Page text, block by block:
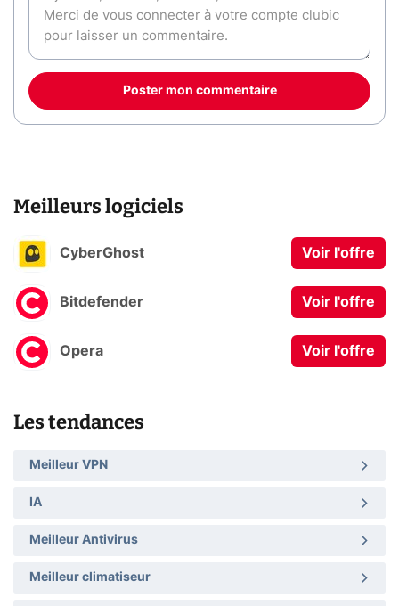
Poster mon commentaire
Meilleurs logiciels
CyberGhost Voir l'offre
Bitdefender Voir l'offre
Opera Voir l'offre
Les tendances
Meilleur VPN
IA
Meilleur Antivirus
Meilleur climatiseur